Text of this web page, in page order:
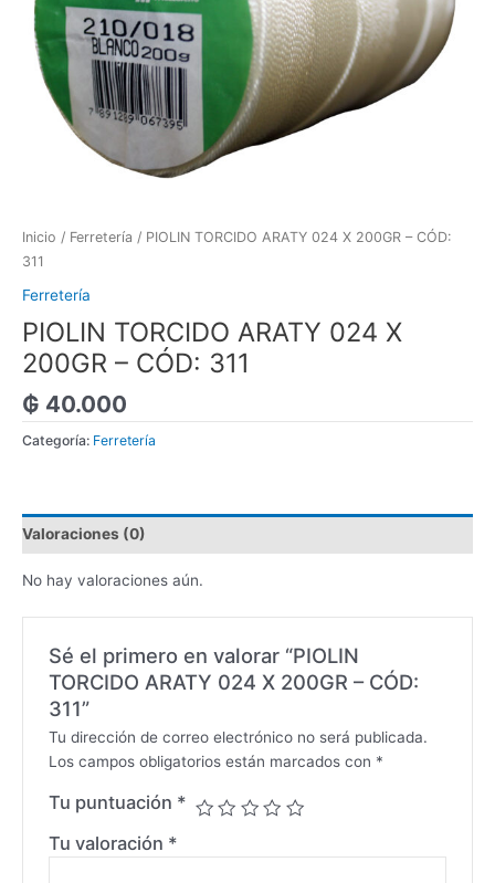
Inicio / Ferretería / PIOLIN TORCIDO ARATY 024 X 200GR – CÓD:
311
Ferretería
PIOLIN TORCIDO ARATY 024 X
200GR – CÓD: 311
₲ 40.000
Categoría: Ferretería
Valoraciones (0)
No hay valoraciones aún.
Sé el primero en valorar “PIOLIN
TORCIDO ARATY 024 X 200GR – CÓD:
311”
Tu dirección de correo electrónico no será publicada.
Los campos obligatorios están marcados con *
Tu puntuación *
Tu valoración *